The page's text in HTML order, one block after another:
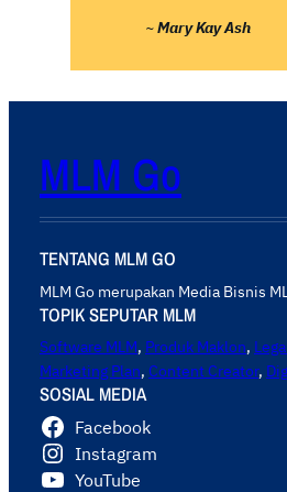
~Mary Kay Ash
MLM Go
TENTANG MLM GO
MLM Go merupakan Media Bisnis
TOPIK SEPUTAR MLM
Software MLM, Produk Maklon,
Marketing Plan, Content Creator,
SOSIAL MEDIA
Facebook
Instagram
YouTube